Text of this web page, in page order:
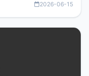
2026-06-15